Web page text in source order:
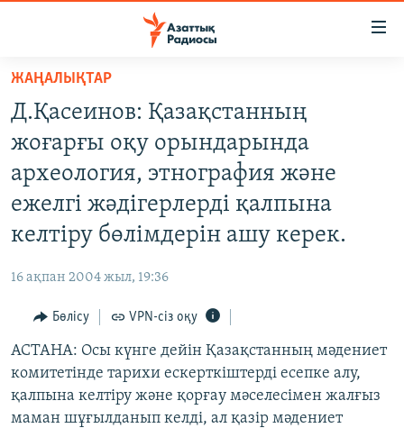
Skip
main
content
to
main
Navigation
to
САЯСАТ
AZATTYQTV
ҚАҢТАР ОҚИҒАСЫ
АДАМ ҚҰҚЫҚТАРЫ
АРНАЙЫ ЖОБАЛАР
Русский
ЖАЗЫЛЫҢЫЗ
ЖАҢАЛЫҚТАР
Д.Қасеинов: Қазақстанның
жоғарғы оқу орындарында
археология, этнография және
ежелгі жәдігерлерді қалпына
келтіру бөлімдерін ашу керек.
16 ақпан 2004 жыл, 19:36
Бөлісу VPN-сіз оқу
АСТАНА: Осы күнге дейін Қазақстанның мәдениет
комитетінде тарихи ескерткіштерді есепке алу,
қалпына келтіру және қорғау мәселесімен жалғыз
маман шұғылданып келді, ал қазір мәдениет